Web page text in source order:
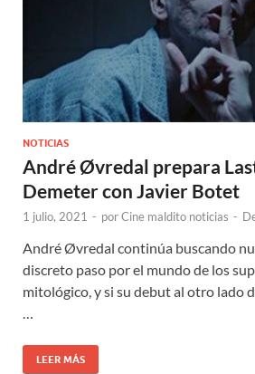
NOTICIAS
André Øvredal prepara
Demeter con Javier Botet
1 julio, 2021 - porCine maldito noticias -
André Øvredal continúa buscando
discreto paso por el mundo de los
mitológico, y si su debut al otro lado
…
LEER MÁS